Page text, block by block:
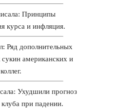
Принципы
курса и инфляция.
Ряд дополнительных
сукин американских и
Ухудшили прогноз
клуба при падении.